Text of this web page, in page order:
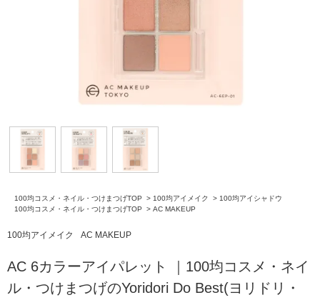
100均コスメ・ネイル・つけまつげTOP > 100均アイメイク > 100均アイシャドウ
100均コスメ・ネイル・つけまつげTOP
> AC MAKEUP
100均アイメイク AC MAKEUP
AC 6カラーアイパレット ｜100均コスメ・ネイ
ル・つけまつげのYoridori Do Best(ヨリドリ・